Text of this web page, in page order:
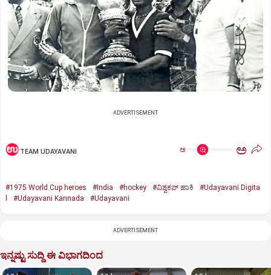
ADVERTISEMENT
TEAM UDAYAVANI ಅ ಅ
#1975 World Cup heroes #India #hockey #ವಿಶ್ವಕಪ್‌ ಹಾಕಿ
#Udayavani Digita
#Udayavani Kannada #Udayavani
ADVERTISEMENT
ಇನ್ನಷ್ಟು ಸುದ್ದಿ ಈ ವಿಭಾಗದಿಂದ